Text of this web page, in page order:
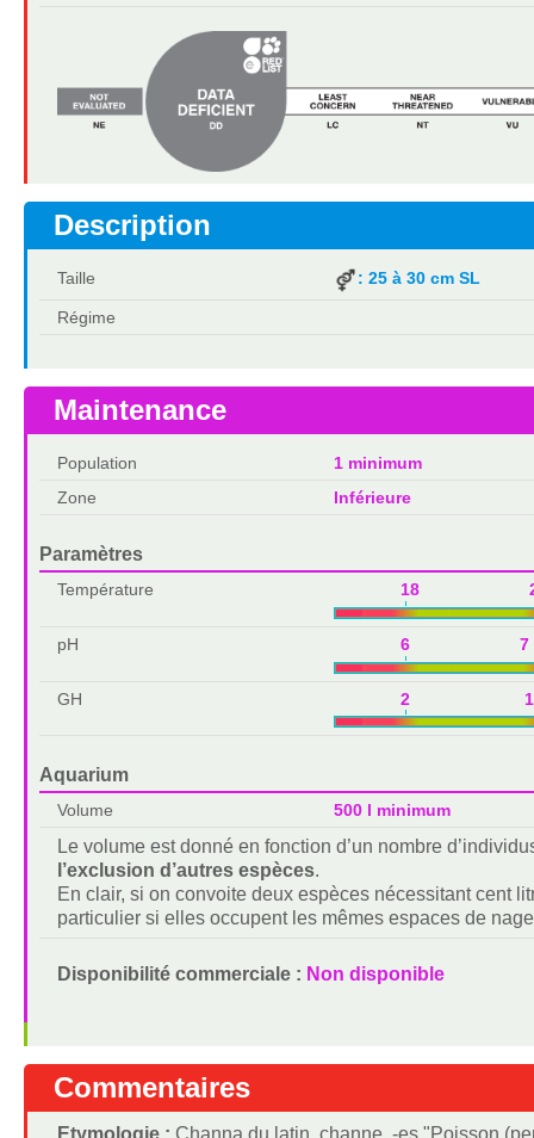
Description
Taille : 25 à 30 cm SL
Régime
Maintenance
Population
1 minimum
Zone
Inférieure
Paramètres
Température 18
pH 6 7
GH 2
Aquarium
Volume 500 l minimum
Le volume est donné en fonction d’un nombre
l’exclusion d’autres espèces.
En clair, si on convoite deux espèces nécessitant cent
particulier si elles occupent les mêmes espaces de
Disponibilité commerciale : Non disponible
Commentaires